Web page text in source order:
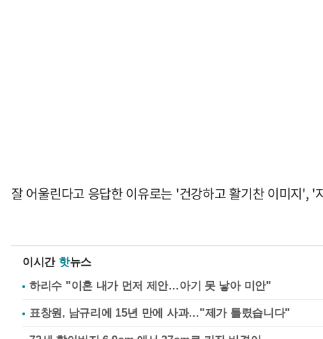
잘 어울린다고 응답한 이유로는 '건강하고 활기찬 이미지',
이시간 핫뉴스
하리수 "이혼 내가 먼저 제안…아기 못 낳아 미안"
표창원, 남규리에 15년 만에 사과…"제가 틀렸습니다"